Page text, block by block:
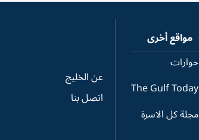
مواقع أخرى
حوارات
The Gulf Today
مجلة كل الاسرة
عن الخليج
اتصل بنا